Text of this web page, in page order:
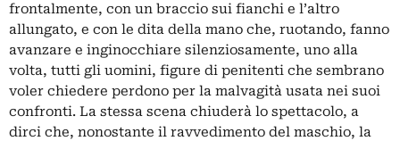
frontalmente, con un braccio sui fianchi e l’altro
allungato, e con le dita della mano che, ruotando, fanno
avanzare e inginocchiare silenziosamente, uno alla
volta, tutti gli uomini, figure di penitenti che sembrano
voler chiedere perdono per la malvagità usata nei suoi
confronti. La stessa scena chiuderà lo spettacolo, a
dirci che, nonostante il ravvedimento del maschio, la